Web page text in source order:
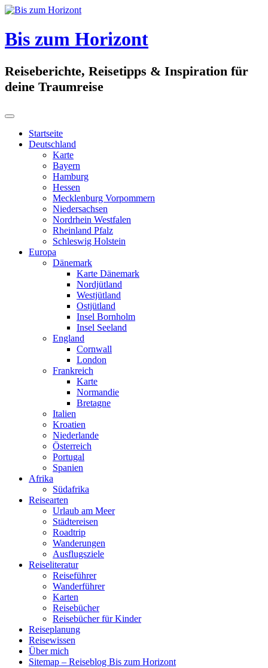
Skip
content
Bis zum Horizont
Reiseberichte, Reisetipps & Inspiration für
deine Traumreise
Startseite
Deutschland
Karte
Bayern
Hamburg
Hessen
Mecklenburg Vorpommern
Niedersachsen
Nordrhein Westfalen
Rheinland Pfalz
Schleswig Holstein
Europa
Dänemark
Karte Dänemark
Nordjütland
Westjütland
Ostjütland
Insel Bornholm
Insel Seeland
England
Cornwall
London
Frankreich
Karte
Normandie
Bretagne
Italien
Kroatien
Niederlande
Österreich
Portugal
Spanien
Afrika
Südafrika
Reisearten
Urlaub am Meer
Städtereisen
Roadtrip
Wanderungen
Ausflugsziele
Reiseliteratur
Reiseführer
Wanderführer
Karten
Reisebücher
Reisebücher für Kinder
Reiseplanung
Reisewissen
Über mich
Sitemap – Reiseblog Bis zum Horizont